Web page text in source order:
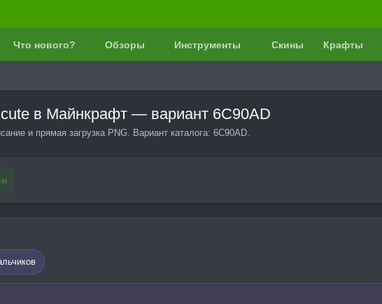
Что нового? Обзоры Инструменты Скины Крафты
в Майнкрафт — вариант 6C90AD
и прямая загрузка PNG. Вариант каталога: 6C90AD.